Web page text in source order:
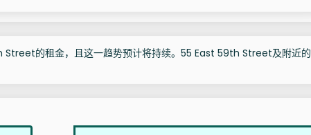
Street的租金，且这一趋势预计将持续。55 East 59th Street及附近的